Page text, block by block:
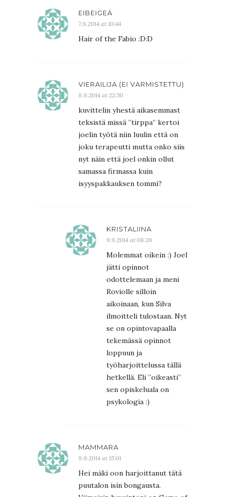
EIBEIGEÄ
7.9.2014 at 10:44
Hair of the Fabio :D:D
VIERAILIJA (EI VARMISTETTU)
8.9.2014 at 22:50
kuvittelin yhestä aikasemmast
teksistä missä ”tirppa” kertoi
joelin työtä niin luulin että on
joku terapeutti mutta onko siis
nyt näin että joel onkin ollut
samassa firmassa kuin
isyyspakkauksen tommi?
KRISTALIINA
9.9.2014 at 08:26
Molemmat oikein :) Joel
jätti opinnot
odottelemaan ja meni
Roviolle silloin
aikoinaan, kun Silva
ilmoitteli tulostaan. Nyt
se on opintovapaalla
tekemässä opinnot
loppuun ja
työharjoittelussa tällä
hetkellä. Eli ”oikeasti”
sen opiskeluala on
psykologia :)
MAMMARA
9.9.2014 at 15:01
Hei mäki oon harjoittanut tätä
puutalon isin bongausta.